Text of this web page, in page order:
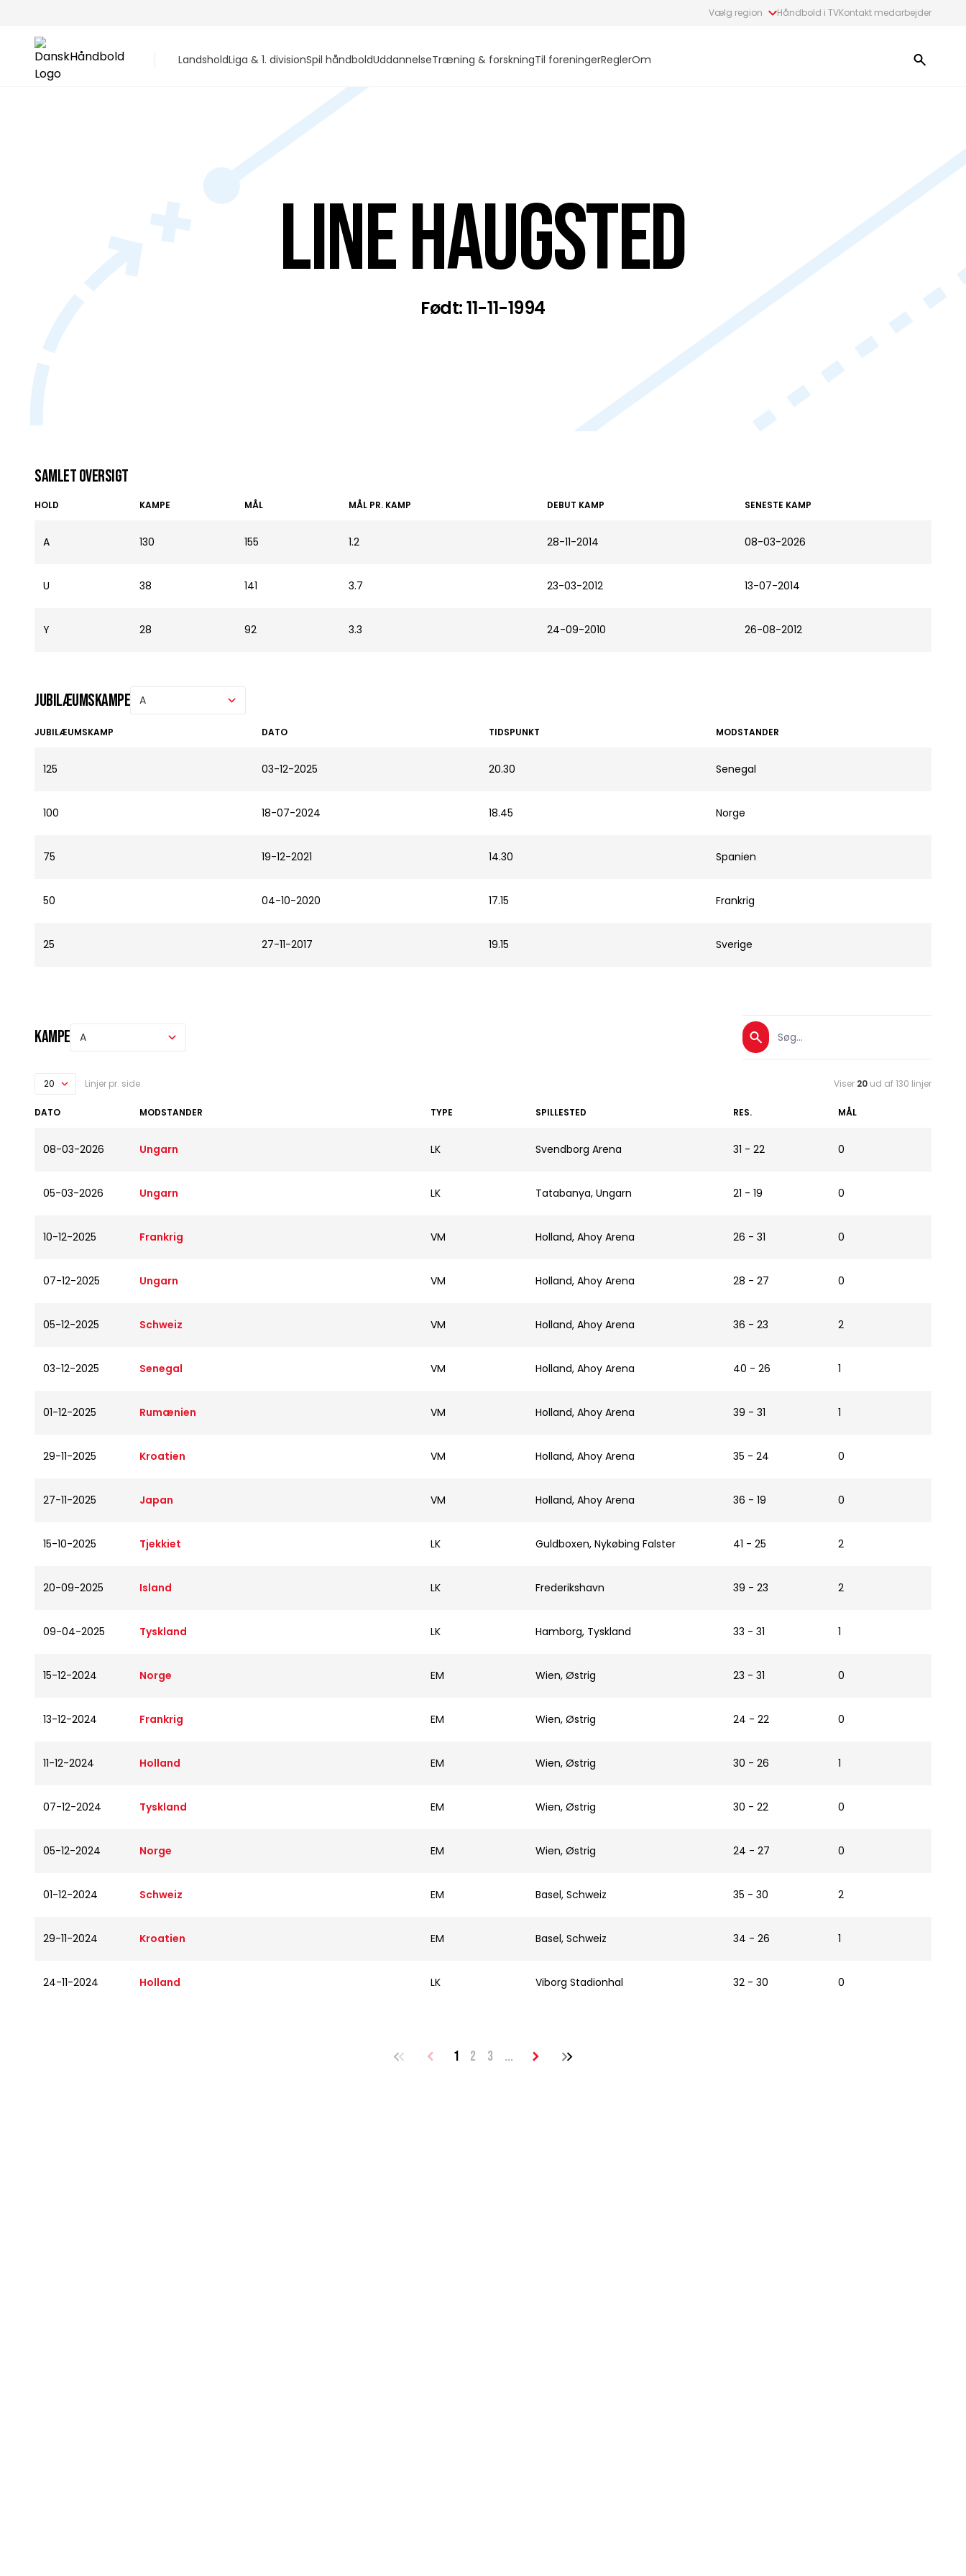
Vælg region Håndbold i TVKontakt medarbejder
LandsholdLiga & 1. divisionSpil håndboldUddannelseTræning & forskningTil foreningerReglerOm
Line Haugsted
Født: 11-11-1994
Samlet oversigt
HOLD KAMPE MÅL MÅL PR. KAMP DEBUT KAMP SENESTE KAMP
A 130 155 1.2 28-11-2014 08-03-2026
U 38 141 3.7 23-03-2012 13-07-2014
Y 28 92 3.3 24-09-2010 26-08-2012
Jubilæumskampe
JUBILÆUMSKAMP DATO TIDSPUNKT MODSTANDER
125 03-12-2025 20.30 Senegal
100 18-07-2024 18.45 Norge
75 19-12-2021 14.30 Spanien
50 04-10-2020 17.15 Frankrig
25 27-11-2017 19.15 Sverige
Kampe
Linjer pr. side Viser 20 ud af 130 linjer
DATO MODSTANDER TYPE SPILLESTED RES. MÅL
08-03-2026 Ungarn LK Svendborg Arena 31 - 22 0
05-03-2026 Ungarn LK Tatabanya, Ungarn 21 - 19 0
10-12-2025 Frankrig VM Holland, Ahoy Arena 26 - 31 0
07-12-2025 Ungarn VM Holland, Ahoy Arena 28 - 27 0
05-12-2025 Schweiz VM Holland, Ahoy Arena 36 - 23 2
03-12-2025 Senegal VM Holland, Ahoy Arena 40 - 26 1
01-12-2025 Rumænien VM Holland, Ahoy Arena 39 - 31 1
29-11-2025 Kroatien VM Holland, Ahoy Arena 35 - 24 0
27-11-2025 Japan VM Holland, Ahoy Arena 36 - 19 0
15-10-2025 Tjekkiet LK Guldboxen, Nykøbing Falster 41 - 25 2
20-09-2025 Island LK Frederikshavn 39 - 23 2
09-04-2025 Tyskland LK Hamborg, Tyskland 33 - 31 1
15-12-2024 Norge EM Wien, Østrig 23 - 31 0
13-12-2024 Frankrig EM Wien, Østrig 24 - 22 0
11-12-2024 Holland EM Wien, Østrig 30 - 26 1
07-12-2024 Tyskland EM Wien, Østrig 30 - 22 0
05-12-2024 Norge EM Wien, Østrig 24 - 27 0
01-12-2024 Schweiz EM Basel, Schweiz 35 - 30 2
29-11-2024 Kroatien EM Basel, Schweiz 34 - 26 1
24-11-2024 Holland LK Viborg Stadionhal 32 - 30 0
1 2 3 ...